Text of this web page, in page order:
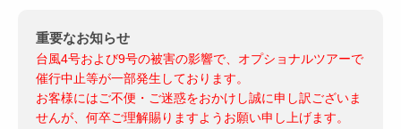
重要なお知らせ
台風4号および9号の被害の影響で、オプショナルツアーで
催行中止等が一部発生しております。
お客様にはご不便・ご迷惑をおかけし誠に申し訳ございま
せんが、何卒ご理解賜りますようお願い申し上げます。